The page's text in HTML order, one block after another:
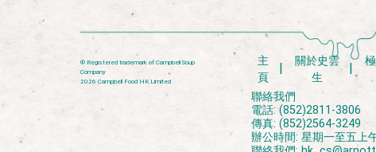
® Registered trademark of Campbell Soup
Company
2026 Campbell Food HK Limited
主
頁
關於史雲
生
聯絡我們
電話: (852)2811-3806
傳真: (852)2564-3249
辦公時間: 星期一至五上